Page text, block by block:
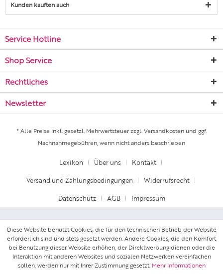
Kunden kauften auch
Service Hotline
Shop Service
Rechtliches
Newsletter
* Alle Preise inkl. gesetzl. Mehrwertsteuer zzgl.Versandkostenund ggf.
Nachnahmegebühren, wenn nicht anders beschrieben
Lexikon Über uns Kontakt
Versand und Zahlungsbedingungen Widerrufsrecht
Datenschutz AGB Impressum
Diese Website benutzt Cookies, die für den technischen Betrieb der Website
erforderlich sind und stets gesetzt werden. Andere Cookies, die den Komfort
bei Benutzung dieser Website erhöhen, der Direktwerbung dienen oder die
Interaktion mit anderen Websites und sozialen Netzwerken vereinfachen
sollen, werden nur mit Ihrer Zustimmung gesetzt. Mehr Informationen